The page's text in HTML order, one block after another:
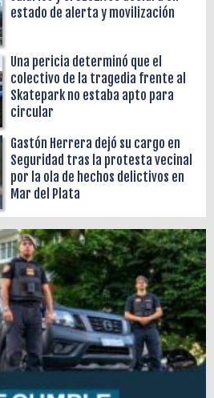
estado de alerta y movilización
Una pericia determinó que el
colectivo de la tragedia frente al
Skatepark no estaba apto para
circular
Gastón Herrera dejó su cargo en
Seguridad tras la protesta vecinal
por la ola de hechos delictivos en
Mar del Plata